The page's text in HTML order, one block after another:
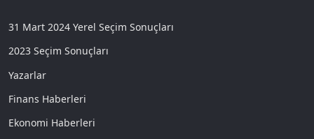
31 Mart 2024 Yerel Seçim Sonuçları
2023 Seçim Sonuçları
Yazarlar
Finans Haberleri
Ekonomi Haberleri